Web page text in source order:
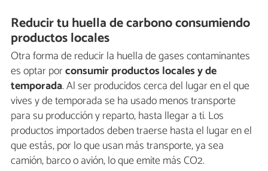
Reducir tu huella de carbono consumiendo
productos locales
Otra forma de reducir la huella de gases contaminantes
es optar porconsumir productos locales y de
temporada. Al ser producidos cerca del lugar en el que
vives y de temporada se ha usado menos transporte
para su producción y reparto, hasta llegar a ti. Los
productos importados deben traerse hasta el lugar en el
que estás, por lo que usan más transporte, ya sea
camión, barco o avión, lo que emite más CO2.